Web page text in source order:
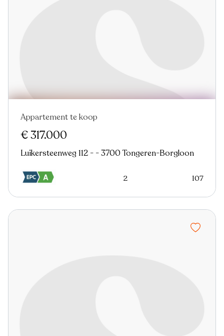
Verkocht Nieuw
Appartement te koop
€ 317.000
Luikersteenweg 112 - - 3700 Tongeren-Borgloon
2 107